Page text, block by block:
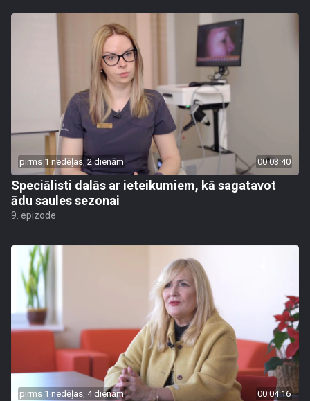
pirms 1 nedēļas, 2 dienām 00:03:40
Speciālisti dalās ar ieteikumiem, kā sagatavot
ādu saules sezonai
9. epizode
pirms 1 nedēļas, 4 dienām 00:04:16